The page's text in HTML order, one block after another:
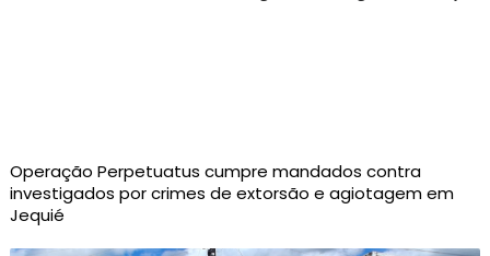
Operação Perpetuatus cumpre mandados contra
investigados por crimes de extorsão e agiotagem em
Jequié